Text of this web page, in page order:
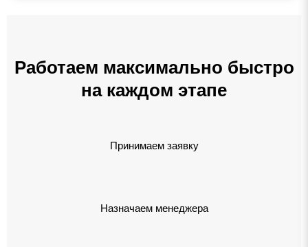
Работаем максимально быстро
на каждом этапе
Принимаем заявку
Назначаем менеджера